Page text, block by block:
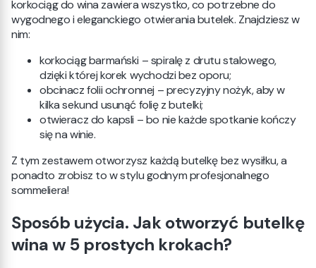
korkociąg do wina zawiera wszystko, co potrzebne do
wygodnego i eleganckiego otwierania butelek. Znajdziesz w
nim:
korkociąg barmański – spiralę z drutu stalowego,
dzięki której korek wychodzi bez oporu;
obcinacz folii ochronnej – precyzyjny nożyk, aby w
kilka sekund usunąć folię z butelki;
otwieracz do kapsli – bo nie każde spotkanie kończy
się na winie.
Z tym zestawem otworzysz każdą butelkę bez wysiłku, a
ponadto zrobisz to w stylu godnym profesjonalnego
sommeliera!
Sposób użycia. Jak otworzyć butelkę
wina w 5 prostych krokach?